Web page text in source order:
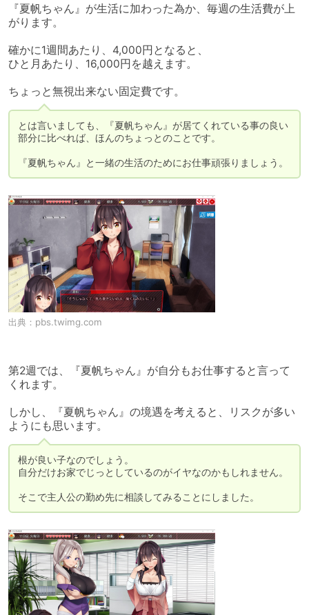
『夏帆ちゃん』が生活に加わった為か、毎週の生活費が上
がります。
確かに1週間あたり、4,000円となると、
ひと月あたり、16,000円を越えます。
ちょっと無視出来ない固定費です。
とは言いましても、『夏帆ちゃん』が居てくれている事の良い
部分に比べれば、ほんのちょっとのことです。
『夏帆ちゃん』と一緒の生活のためにお仕事頑張りましょう。
出典： pbs.twimg.com
第2週では、『夏帆ちゃん』が自分もお仕事すると言って
くれます。
しかし、『夏帆ちゃん』の境遇を考えると、リスクが多い
ようにも思います。
根が良い子なのでしょう。
自分だけお家でじっとしているのがイヤなのかもしれません。
そこで主人公の勤め先に相談してみることにしました。